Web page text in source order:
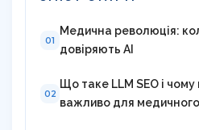
01
Медична революція:
довіряють AI
02
Що таке LLM SEO і
важливо для медичного